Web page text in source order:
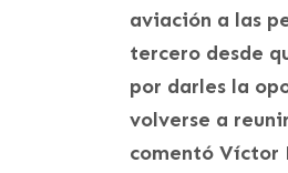
aviación a las
tercero desde
por darles la
volverse a
comentó Víctor